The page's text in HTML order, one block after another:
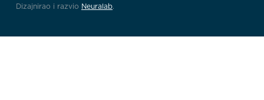
Dizajnirao i razvio Neuralab.